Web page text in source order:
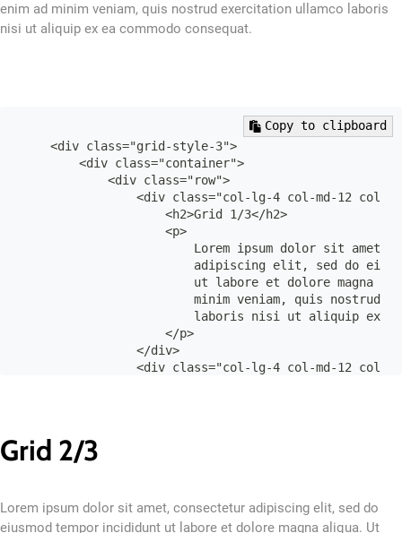
enim ad minim veniam, quis nostrud exercitation ullamco laboris
nisi ut aliquip ex ea commodo consequat.
    <div class="grid-style-3">
        <div class="container">
            <div class="row">
<div class="col-lg-4 col-md-12 col-
                    <h2>Grid 1/3</h2>
                    <p>
Lorem ipsum dolor sit amet,
adipiscing elit, sed do
ut labore et dolore magna
minim veniam, quis nostrud
laboris nisi ut aliquip ex
                    </p>
                </div>
<div class="col-lg-4 col-md-12 col-
ut labore et dolore magna
                    </p>
                </div>
Copy to clipboard
Grid 2/3
Lorem ipsum dolor sit amet, consectetur adipiscing elit, sed do
eiusmod tempor incididunt ut labore et dolore magna aliqua. Ut